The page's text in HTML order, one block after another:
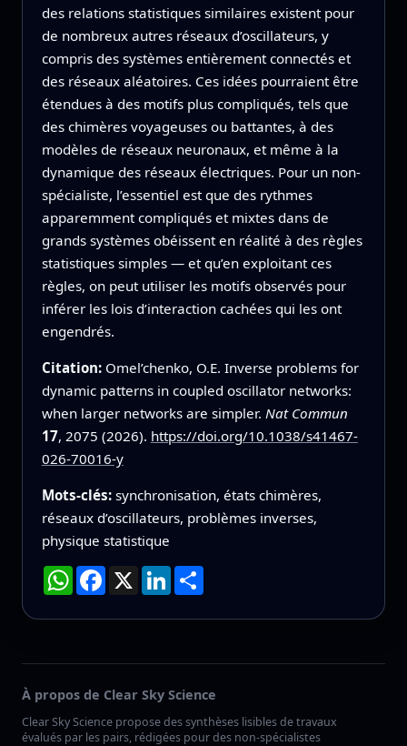
des relations statistiques similaires existent pour
de nombreux autres réseaux d’oscillateurs, y
compris des systèmes entièrement connectés et
des réseaux aléatoires. Ces idées pourraient être
étendues à des motifs plus compliqués, tels que
des chimères voyageuses ou battantes, à des
modèles de réseaux neuronaux, et même à la
dynamique des réseaux électriques. Pour un non-
spécialiste, l’essentiel est que des rythmes
apparemment compliqués et mixtes dans de
grands systèmes obéissent en réalité à des règles
statistiques simples — et qu’en exploitant ces
règles, on peut utiliser les motifs observés pour
inférer les lois d’interaction cachées qui les ont
engendrés.
Citation: Omel’chenko, O.E. Inverse problems for
dynamic patterns in coupled oscillator networks:
when larger networks are simpler. Nat Commun
17, 2075 (2026). https://doi.org/10.1038/s41467-
026-70016-y
Mots-clés: synchronisation, états chimères,
réseaux d’oscillateurs, problèmes inverses,
physique statistique
WhatsApp
Facebook
X LinkedInPartager
À propos de Clear Sky Science
Clear Sky Science propose des synthèses lisibles de travaux
évalués par les pairs, rédigées pour des non-spécialistes